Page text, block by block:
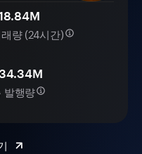
량 (24시간)
발행량